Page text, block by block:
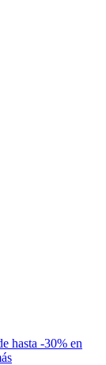
hasta -30% en